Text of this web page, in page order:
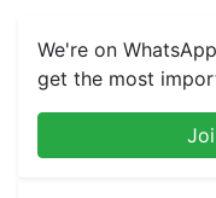
We're on
get the most